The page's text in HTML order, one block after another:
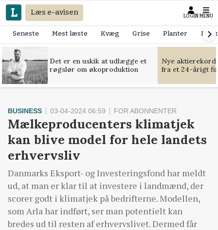
Læs e-avisen LOGIN MENU
Seneste Mest læste Kvæg Grise Planter
Det er en uskik at udlægge et
røgslør om økoproduktion
Nye
fra et 24-årigt
BUSINESS 03-04-2024 06:59 FOR ABONNENTER
Mælkeproducenters klimatjek
kan blive model for hele landets
erhvervsliv
Danmarks Eksport- og Investeringsfond har meldt
ud, at man er klar til at investere i landmænd, der
scorer godt i klimatjek på bedrifterne. Modellen,
som Arla har indført, ser man potentielt kan
bredes ud til resten af erhvervslivet. Dermed får